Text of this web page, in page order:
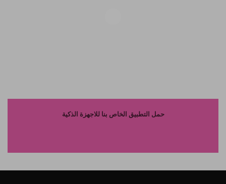
حمل التطبيق الخاص بنا للاجهزة الذكية